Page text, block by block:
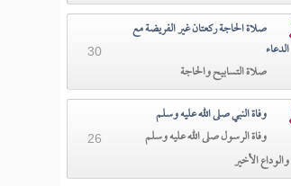
صلاة الحاجة ركعتان غير الفريضة مع
الدعاء
صلاة التسابيح والحاجة
30
وفاة النبي صلى الله عليه وسلم
وفاة الرسول صلى الله عليه وسلم
والوداع الأخير
26